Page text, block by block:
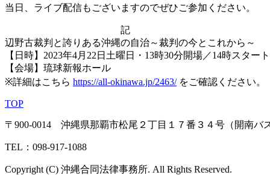
当日、ライブ配信もございますのでぜひご参加ください。
記
辺野古裁判と誇りある沖縄の自治～裁判の今とこれから～
【日時】2023年4月22日土曜日・13時30分開場／14時スタート
【会場】琉球新報ホール
※詳細はこちら https://all-okinawa.jp/2463/をご確認ください。
TOP
〒900-0014 沖縄県那覇市松尾２丁目１７番３４号（開南バ
TEL：098-917-1088
Copyright (C) 沖縄合同法律事務所. All Rights Reserved.